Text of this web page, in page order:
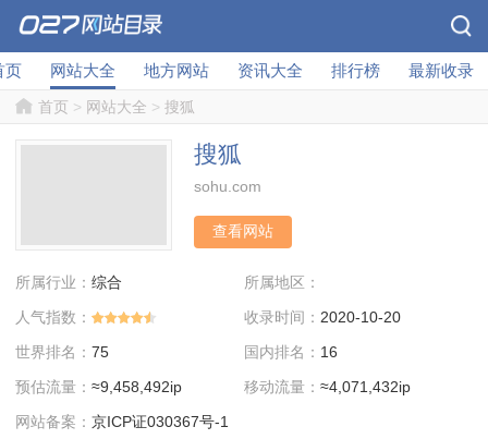
页 网站大全 地方网站 资讯大全 排行榜 最新收录
首页 > 网站大全 > 搜狐
搜狐
sohu.com
查看网站
所属行业： 综合
所属地区：
人气指数：
收录时间： 2020-10-20
世界排名： 75 国内排名： 16
预估流量： ≈9,458,492ip 移动流量： ≈4,071,432ip
网站备案： 京ICP证030367号-1